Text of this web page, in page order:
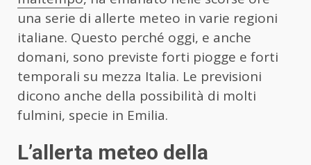
una serie di allerte meteo in varie regioni
italiane. Questo perché oggi, e anche
domani, sono previste forti piogge e forti
temporali su mezza Italia. Le previsioni
dicono anche della possibilità di molti
fulmini, specie in Emilia.
L’allerta meteo della